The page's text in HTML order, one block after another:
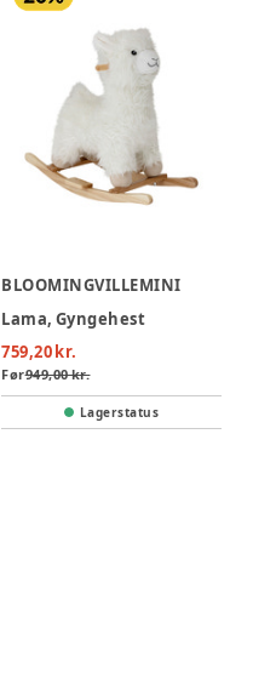
BLOOMINGVILLEMINI
Lama, Gyngehest
759,20 kr.
Før949,00 kr.
Lagerstatus